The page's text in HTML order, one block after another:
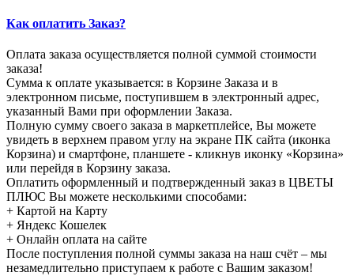
Как оплатить Заказ?
Оплата заказа осуществляется полной суммой стоимости
заказа!
Сумма к оплате указывается: в Корзине Заказа и в
электронном письме, поступившем в электронный адрес,
указанный Вами при оформлении Заказа.
Полную сумму своего заказа в маркетплейсе, Вы можете
увидеть в верхнем правом углу на экране ПК сайта (иконка
Корзина) и смартфоне, планшете - кликнув иконку «Корзина»
или перейдя в Корзину заказа.
Оплатить оформленный и подтвержденный заказ в ЦВЕТЫ
ПЛЮС Вы можете несколькими способами:
+ Картой на Карту
+ Яндекс Кошелек
+ Онлайн оплата на сайте
После поступления полной суммы заказа на наш счёт – мы
незамедлительно приступаем к работе с Вашим заказом!